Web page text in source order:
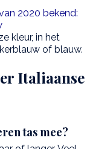
2020 bekend:
kleur, in het
of blauw.
Italiaanse
tas mee?